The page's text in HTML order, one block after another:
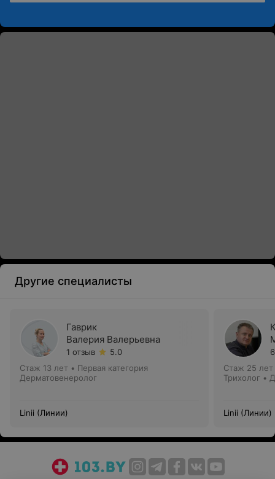
Другие специалисты
Гаврик
Валерия Валерьевна
1 отзыв
5.0
Стаж 13 лет • Первая категория
Дерматовенеролог
Linii (Линии)
Стаж 25 лет
Трихолог •
Linii (Линии)